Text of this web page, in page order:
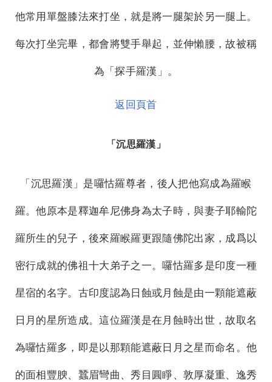
他常用單盤膝法來打坐，就是將一腿架於另一腿上。
每次打坐完畢，都會將雙手舉起，並伸懶腰，故被稱
為「探手羅漢」。
返回頁首
「沉思羅漢」
「沉思羅漢」是囉怙羅尊者，後人把他寫成為羅睺
羅。他原本是釋迦牟尼佛身為太子時，與妻子耶輸陀
羅所生的兒子，後來羅睺羅更跟隨佛陀出家，成爲以
密行成就的佛祖十大弟子之一。囉怙羅多是印度一種
星宿的名字。古印度認為日蝕或月蝕是由一顆能遮蔽
日月的星所造成。這位羅漢是在月蝕時出世，故取名
為囉怙羅多，即是以那顆能遮蔽日月之星而命名。他
的面相豐腴、蠶眉彎曲、秀目圓睜、敦厚凝重、逸秀